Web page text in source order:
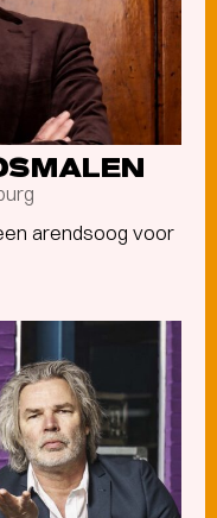
arendsoog voor